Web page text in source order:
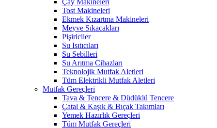
Çay Makineleri
Tost Makineleri
Ekmek Kızartma Makineleri
Meyve Sıkacakları
Pişiriciler
Su Isıtıcıları
Su Sebilleri
Su Arıtma Cihazları
Teknolojik Mutfak Aletleri
Tüm Elektrikli Mutfak Aletleri
Mutfak Gereçleri
Tava & Tencere & Düdüklü Tencere
Çatal & Kaşık & Bıçak Takımları
Yemek Hazırlık Gereçleri
Tüm Mutfak Gereçleri